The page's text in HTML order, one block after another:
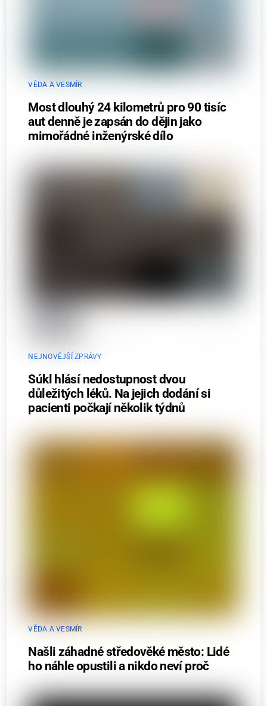
VĚDA A VESMÍR
Most dlouhý 24 kilometrů pro 90 tisíc
aut denně je zapsán do dějin jako
mimořádné inženýrské dílo
NEJNOVĚJŠÍ ZPRÁVY
Súkl hlásí nedostupnost dvou
důležitých léků. Na jejich dodání si
pacienti počkají několik týdnů
VĚDA A VESMÍR
Našli záhadné středověké město: Lidé
ho náhle opustili a nikdo neví proč